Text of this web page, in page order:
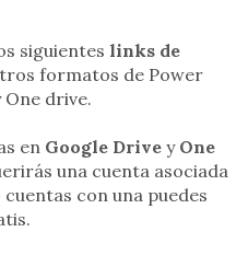
siguientes links de
formatos de Power
One drive.
en Google Drive y One
una cuenta asociada
con una puedes